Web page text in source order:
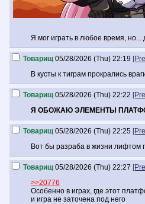
Я мог играть в любое время,
Товарищ 05/28/2026 (Thu) 22:19
В кусты к тиграм прокрались
Товарищ 05/28/2026 (Thu) 22:22
Я ОБОЖАЮ ЭЛЕМЕНТЫ
Товарищ 05/28/2026 (Thu) 22:25
Вот бы разраба в жизни лифтом
Товарищ 05/28/2026 (Thu) 22:27
>>20776
Особенно в играх, где этот
и игра не заточена под него